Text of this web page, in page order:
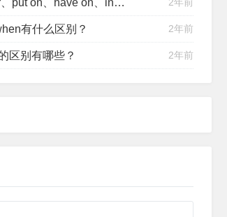
dress、 wear、put on、have on、in的用法区别
有什么区别？ 2年前
区别有哪些？ 2年前